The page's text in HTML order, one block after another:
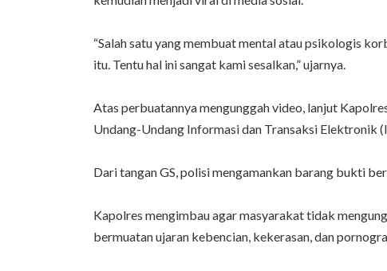
“Salah satu yang membuat mental atau psikologis
itu. Tentu hal ini sangat kami sesalkan,” ujarnya.
Atas perbuatannya mengunggah video, lanjut
Undang-Undang Informasi dan Transaksi Elektronik
Dari tangan GS, polisi mengamankan barang bukti
Kapolres mengimbau agar masyarakat tidak
bermuatan ujaran kebencian, kekerasan, dan